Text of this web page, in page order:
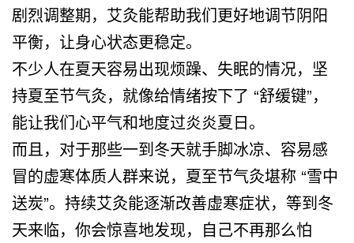
剧烈调整期，艾灸能帮助我们更好地调节阴阳
平衡，让身心状态更稳定。
不少人在夏天容易出现烦躁、失眠的情况，坚
持夏至节气灸，就像给情绪按下了 “舒缓键”，
能让我们心平气和地度过炎炎夏日。
而且，对于那些一到冬天就手脚冰凉、容易感
冒的虚寒体质人群来说，夏至节气灸堪称 “雪中
送炭”。持续艾灸能逐渐改善虚寒症状，等到冬
天来临，你会惊喜地发现，自己不再那么怕